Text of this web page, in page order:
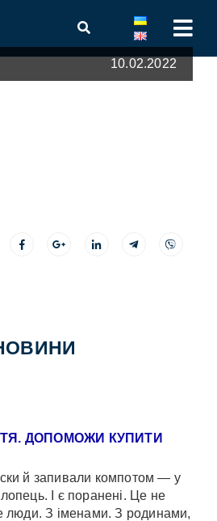
10.02.2022
ДОПОМОЖИ КУПИТИ
й запивали компотом — у
І є поранені. Це не
люди. З іменами. З родинами,